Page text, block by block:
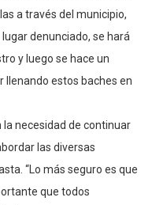
a través del municipio,
denunciado, se hará
y luego se hace un
llenando estos baches en
la necesidad de continuar
las diversas
“Lo más seguro es que
que todos